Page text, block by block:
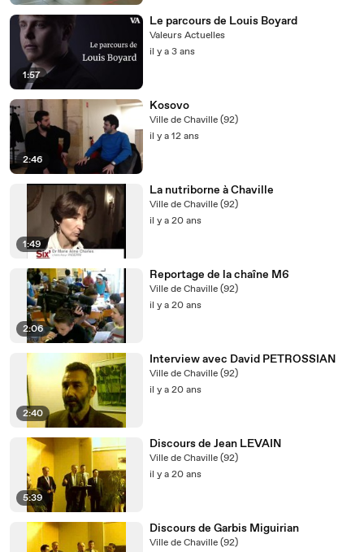
1:57
Le parcours de Louis Boyard
Valeurs Actuelles
il y a 3 ans
2:46
Kosovo
Ville de Chaville (92)
il y a 12 ans
1:49
La nutriborne à Chaville
Ville de Chaville (92)
il y a 20 ans
2:06
Reportage de la chaîne M6
Ville de Chaville (92)
il y a 20 ans
2:40
Interview avec David PETROSSIAN
Ville de Chaville (92)
il y a 20 ans
5:39
Discours de Jean LEVAIN
Ville de Chaville (92)
il y a 20 ans
Discours de Garbis Miguirian
Ville de Chaville (92)